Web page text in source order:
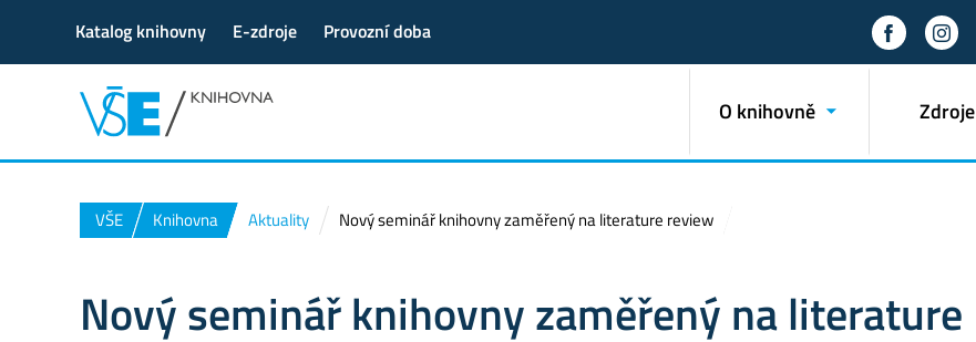
Katalog knihovny E-zdroje Provozní doba
O knihovně Zdroje
VŠE Knihovna Aktuality Nový seminář knihovny zaměřený na literature review
Nový seminář knihovny zaměřený na literature